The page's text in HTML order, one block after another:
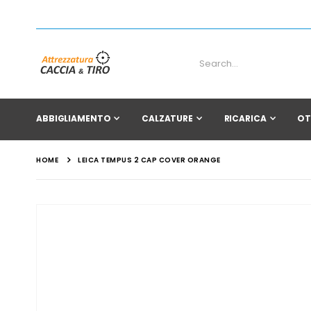
ABBIGLIAMENTO CALZATURE RICARICA
HOME LEICA TEMPUS 2 CAP COVER ORANGE